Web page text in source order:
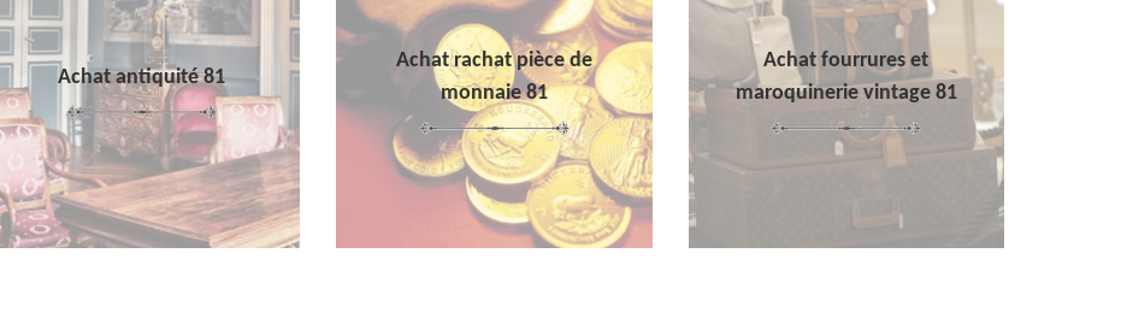
Achat antiquité 81
Achat rachat pièce de
monnaie 81
Achat fourrures et
maroquinerie vintage 81